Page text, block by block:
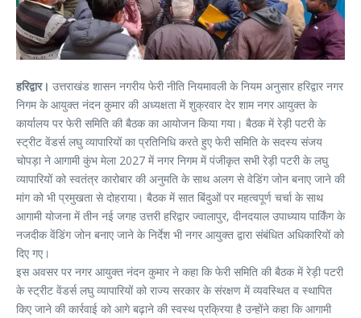
हरिद्वार। उत्तराखंड शासन नगरीय फेरी नीति नियमावली के नियम अनुसार हरिद्वार नगर
निगम के आयुक्त नंदन कुमार की अध्यक्षता में शुक्रवार देर शाम नगर आयुक्त के
कार्यालय पर फेरी समिति की बैठक का आयोजन किया गया। बैठक में रेड़ी पटरी के
स्ट्रीट वेंडर्स लघु व्यापारियों का प्रतिनिधि करते हुए फेरी समिति के सदस्य संजय
चोपड़ा ने आगामी कुंभ मेला 2027 में नगर निगम में पंजीकृत सभी रेड़ी पटरी के लघु
व्यापारियों को स्वतंत्र कारोबार की अनुमति के साथ अलग से वेडिंग जोन बनाए जाने की
मांग को भी प्रमुखता से दोहराया। बैठक में सात बिंदुओं पर महत्वपूर्ण चर्चा के साथ
आगामी योजना में तीन नई जगह उत्तरी हरिद्वार ज्वालापुर, दीनदयाल उपाध्याय पार्किंग के
नजदीक वेंडिंग जोन बनाए जाने के निर्देश भी नगर आयुक्त द्वारा संबंधित अधिकारियों को
दिए गए।
इस अवसर पर नगर आयुक्त नंदन कुमार ने कहा कि फेरी समिति की बैठक में रेड़ी पटरी
के स्ट्रीट वेंडर्स लघु व्यापारियों को राज्य सरकार के संरक्षण में व्यवस्थित व स्थापित
किए जाने की कार्रवाई को आगे बढ़ाने की स्वस्थ प्रक्रिया है उन्होंने कहा कि आगामी